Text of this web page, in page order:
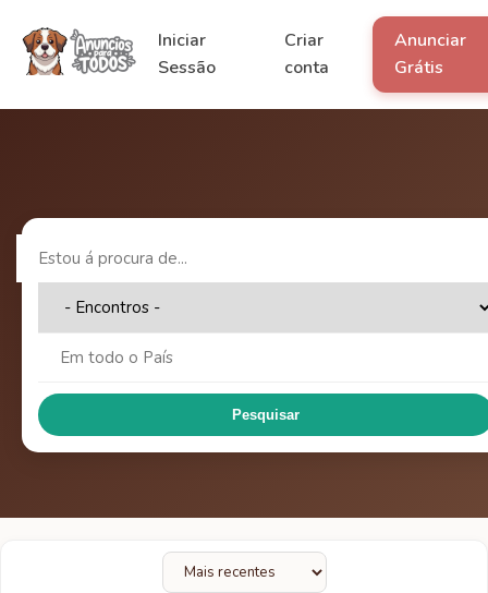
Iniciar
Sessão
Criar
conta
Anunciar
Grátis
Pesquisar